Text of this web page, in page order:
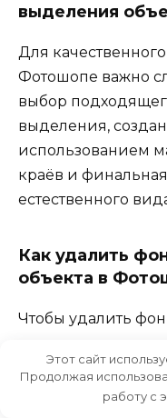
выделения
Для
Фотошопе важно
выбор
выделения,
использованием
краёв и
естественного
Как удалить
объекта в
Чтобы удалить
функцией
создать маску
Этот сайт
Продолжая
работу с